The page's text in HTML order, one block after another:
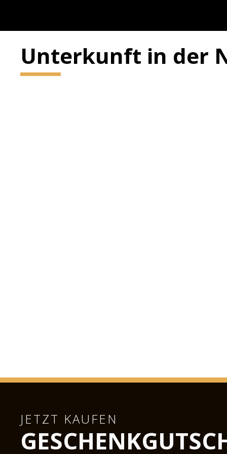
Unterkunft in der
JETZT KAUFEN